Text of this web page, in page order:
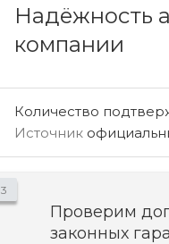
Надёжность
компании
Количество
Источник
3
Проверим
законных